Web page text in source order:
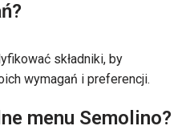
składniki, by
wymagań i preferencji.
menu Semolino?